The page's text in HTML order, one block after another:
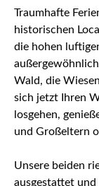
Traumhafte
historischen
die hohen
Wald, die
sich jetzt Ihren
losgehen,
und Großeltern
Unsere beiden
ausgestattet und